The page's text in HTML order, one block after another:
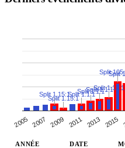
2005 2007 2009 2011 2013 2015
Split 1.15:1
Split 1.15:1
Split 1.1:1
Split 1.1:1
Split 1.1:1
Split 1.12:1
SplitSplit
ANNÉE DATE